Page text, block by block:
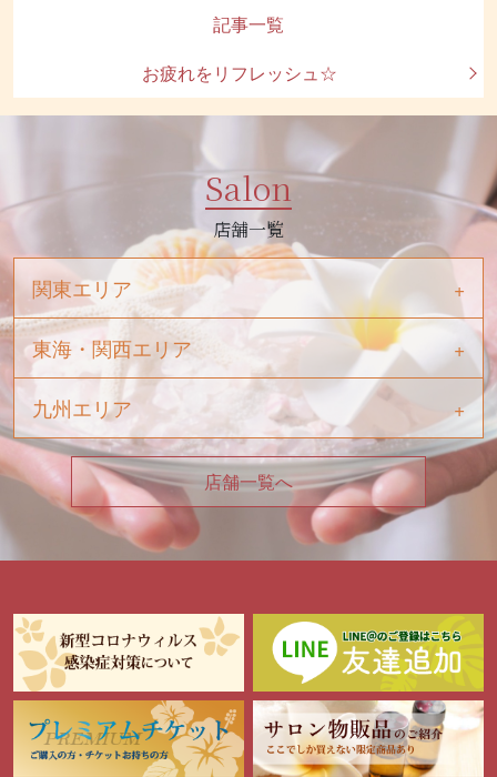
記事一覧
お疲れをリフレッシュ☆
Salon
店舗一覧
関東エリア
東海・関西エリア
九州エリア
店舗一覧へ